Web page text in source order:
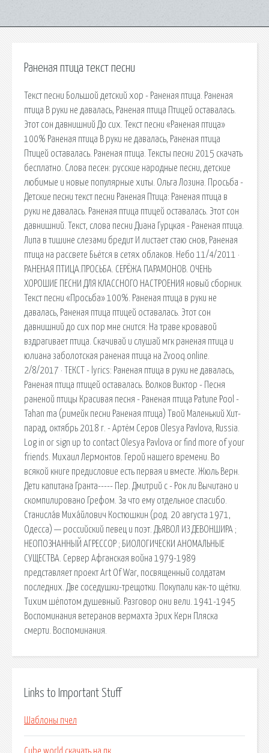
Раненая птица текст песни
Текст песни Большой детский хор - Раненая птица. Раненая
птица В руки не давалась, Раненая птица Птицей оставалась.
Этот сон давнишний До сих. Текст песни «Раненая птица»
100% Раненая птица В руки не давалась, Раненая птица
Птицей оставалась. Раненая птица. Тексты песни 2015 скачать
бесплатно. Слова песен: русские народные песни, детские
любимые и новые популярные хиты. Ольга Лозина. Просьба -
Детские песни текст песни Раненая Птица: Раненая птица в
руки не давалась. Раненая птица птицей оставалась. Этот сон
давнишний. Текст, слова песни Диана Гурцкая - Раненая птица.
Липа в тишине слезами бредит И листает стаю снов, Раненая
птица на рассвете Бьётся в сетях облаков. Небо 11/4/2011 ·
РАНЕНАЯ ПТИЦА.ПРОСЬБА. СЕРЁЖА ПАРАМОНОВ. ОЧЕНЬ
ХОРОШИЕ ПЕСНИ ДЛЯ КЛАССНОГО НАСТРОЕНИЯ новый сборник.
Текст песни «Просьба» 100%. Раненая птица в руки не
давалась, Раненая птица птицей оставалась. Этот сон
давнишний до сих пор мне снится: На траве кровавой
вздрагивает птица. Скачивай и слушай мгк раненая птица и
юлиана заболотская раненая птица на Zvooq.online.
2/8/2017 · ТЕКСТ - lyrics: Раненая птица в руки не давалась,
Раненая птица птицей оставалась. Волков Виктор - Песня
раненой птицы Красивая песня - Раненая птица Patune Pool -
Tahan ma (римейк песни Раненая птица) Твой Маленький Хит-
парад, октябрь 2018 г. - Артём Серов Olesya Pavlova, Russia.
Log in or sign up to contact Olesya Pavlova or find more of your
friends. Михаил Лермонтов. Герой нашего времени. Во
всякой книге предисловие есть первая и вместе. Жюль Верн.
Дети капитана Гранта----- Пер. Дмитрий c - Рок ли Вычитано и
скомпилировано Грефом. За что ему отдельное спасибо.
Станисла́в Миха́йлович Костюшкин (род. 20 августа 1971,
Одесса) — российский певец и поэт. ДЬЯВОЛ ИЗ ДЕВОНШИРА ;
НЕОПОЗНАННЫЙ АГРЕССОР ; БИОЛОГИЧЕСКИ АНОМАЛЬНЫЕ
СУЩЕСТВА. Сервер Афганская война 1979-1989
представляет проект Art Of War, посвященный солдатам
последних. Две соседушки-трещотки. Покупали как-то щётки.
Тихим шёпотом душевный. Разговор они вели. 1941-1945
Воспоминания ветеранов вермахта Эрих Керн Пляска
смерти. Воспоминания.
Links to Important Stuff
Шаблоны пчел